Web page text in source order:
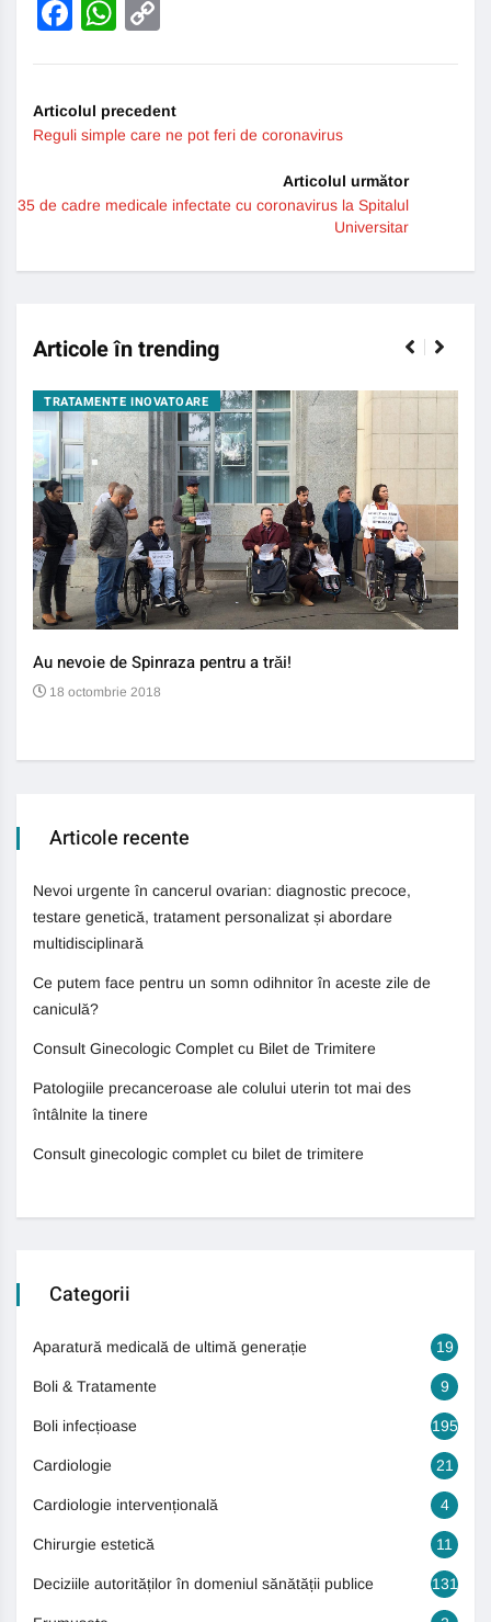
Facebook
WhatsApp
Articolul precedent
Reguli simple care ne pot feri de coronavirus
Articolul următor
35 de cadre medicale infectate cu coronavirus la Spitalul
Universitar
Articole în trending
TRATAMENTE INOVATOARE
Au nevoie de Spinraza pentru a trăi!
18 octombrie 2018
Articole recente
Nevoi urgente în cancerul ovarian: diagnostic precoce,
testare genetică, tratament personalizat și abordare
multidisciplinară
Ce putem face pentru un somn odihnitor în aceste zile de
caniculă?
Consult Ginecologic Complet cu Bilet de Trimitere
Patologiile precanceroase ale colului uterin tot mai des
întâlnite la tinere
Consult ginecologic complet cu bilet de trimitere
Categorii
Aparatură medicală de ultimă generație 19
Boli & Tratamente 9
Boli infecțioase 195
Cardiologie 21
Cardiologie intervențională 4
Chirurgie estetică 11
Deciziile autorităților în domeniul sănătății publice 131